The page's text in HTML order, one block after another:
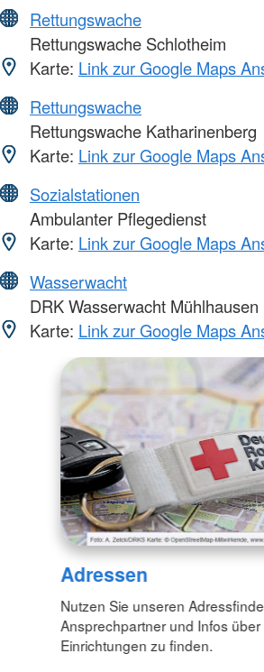
Rettungswache
Rettungswache Schlotheim
Karte: Link zur Google Maps
Rettungswache
Rettungswache Katharinenberg
Karte: Link zur Google Maps
Sozialstationen
Ambulanter Pflegedienst
Karte: Link zur Google Maps
Wasserwacht
DRK Wasserwacht Mühlhausen
Karte: Link zur Google Maps
Adressen
Nutzen Sie unseren
Ansprechpartner und Infos über
Einrichtungen zu finden.